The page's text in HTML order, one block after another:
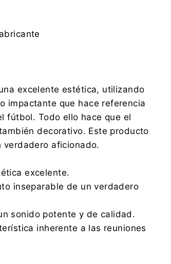
excelente estética, utilizando
impactante que hace referencia
fútbol. Todo ello hace que el
decorativo. Este producto
aficionado.
excelente.
inseparable de un verdadero
sonido potente y de calidad.
inherente a las reuniones